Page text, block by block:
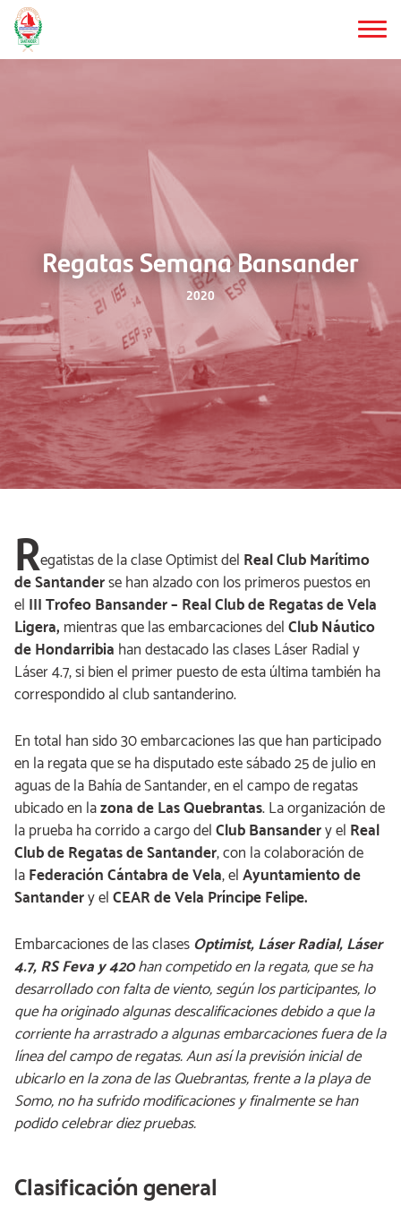
Saltar
al
contenido
Regatas Semana Bansander
2020
Regatistas de la clase Optimist del Real Club Marítimo
de Santanderse han alzado con los primeros puestos en
el III Trofeo Bansander – Real Club de Regatas de Vela
Ligera, mientras que las embarcaciones delClub Náutico
de Hondarribia han destacado las clases Láser Radial y
Láser 4.7, si bien el primer puesto de esta última también ha
correspondido al club santanderino.
En total han sido 30 embarcaciones las que han participado
en la regata que se ha disputado este sábado 25 de julio en
aguas de la Bahía de Santander, en el campo de regatas
ubicado en lazona de Las Quebrantas. La organización de
la prueba ha corrido a cargo delClub Bansandery el Real
Club de Regatas de Santander, con la colaboración de
laFederación Cántabra de Vela, elAyuntamiento de
Santandery elCEAR de Vela Príncipe Felipe.
Embarcaciones de las clasesOptimist, Láser Radial, Láser
4.7, RS Feva y 420han competido en la regata, que se ha
desarrollado con falta de viento, según los participantes, lo
que ha originado algunas descalificaciones debido a que la
corriente ha arrastrado a algunas embarcaciones fuera de la
línea del campo de regatas. Aun así la previsión inicial de
ubicarlo en la zona de las Quebrantas, frente a la playa de
Somo, no ha sufrido modificaciones y finalmente se han
podido celebrar diez pruebas.
Clasificación general